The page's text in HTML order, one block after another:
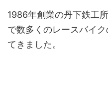
1986年創業の丹下鉄工
で数多くのレースバイ
てきました。